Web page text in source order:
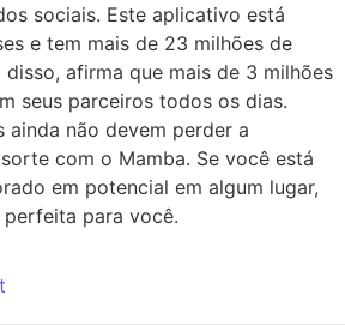
sociais. Este aplicativo está
e tem mais de 23 milhões de
afirma que mais de 3 milhões
seus parceiros todos os dias.
não devem perder a
com o Mamba. Se você está
em potencial em algum lugar,
para você.